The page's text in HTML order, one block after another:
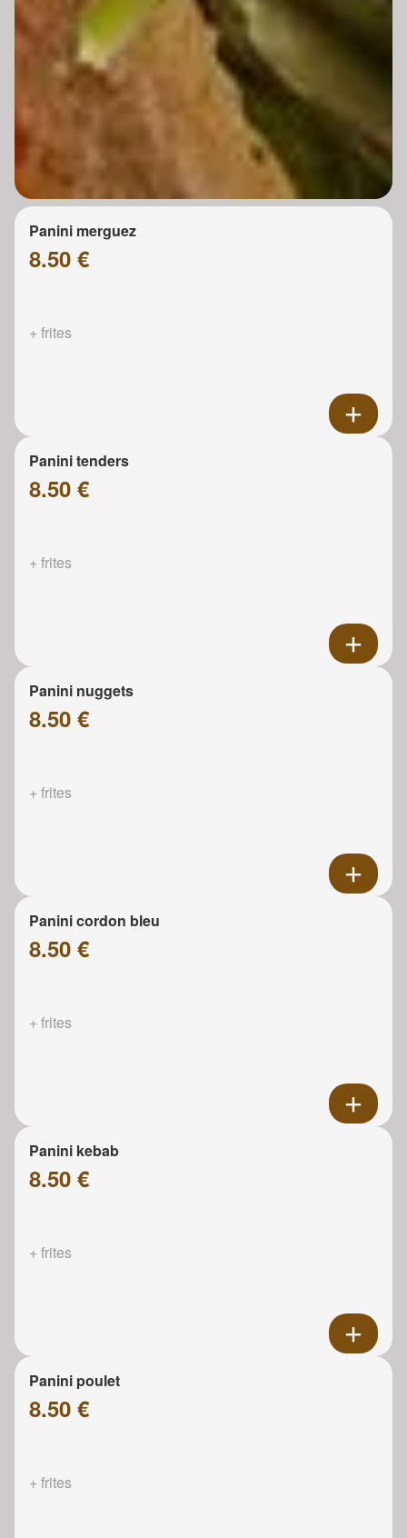
Panini merguez
8.50 €
+ frites
Panini tenders
8.50 €
+ frites
Panini nuggets
8.50 €
+ frites
Panini cordon bleu
8.50 €
+ frites
Panini kebab
8.50 €
+ frites
Panini poulet
8.50 €
+ frites